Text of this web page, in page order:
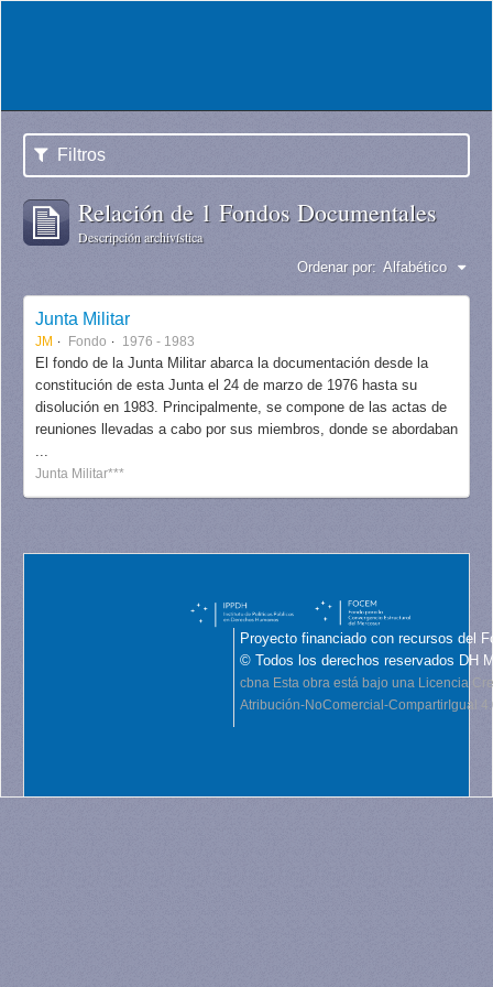
Filtros
Relación de 1 Fondos Documentales
Descripción archivística
Ordenar por: Alfabético
Junta Militar
JM Fondo 1976 - 1983
El fondo de la Junta Militar abarca la documentación desde la
constitución de esta Junta el 24 de marzo de 1976 hasta su
disolución en 1983. Principalmente, se compone de las actas de
reuniones llevadas a cabo por sus miembros, donde se abordaban
...
Junta Militar***
Proyecto financiado con recursos del
© Todos los derechos reservados DH
cbna Esta obra está bajo una Licencia
Atribución-NoComercial-CompartirIgual